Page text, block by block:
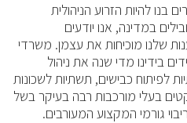
להיות הזרוע הניהולית
במדינה, אנו יודעים
שלנו מוכיחות את עצמן. משרדי
בידינו מדי שנה את ניהול
לפיתוח כבישים, תשתיות לשכונות
בעלי מורכבות רבה בעיקר בשל
גורמי המקצוע המעורבים.